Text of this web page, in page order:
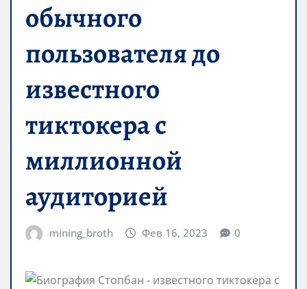
обычного
пользователя до
известного
тиктокера с
миллионной
аудиторией
mining_broth Фев 16, 2023 0